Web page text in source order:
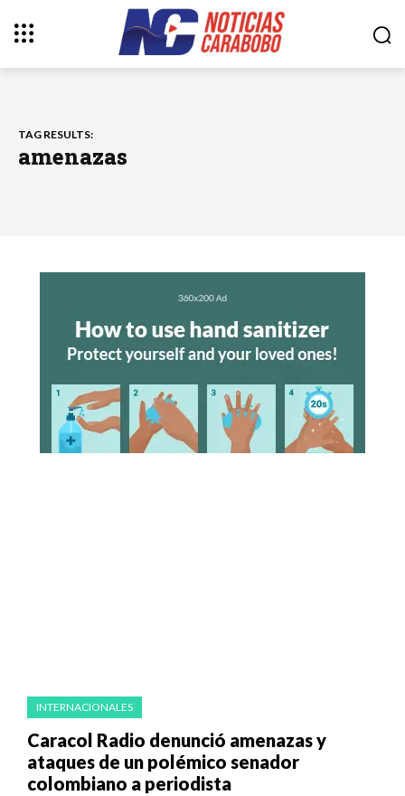
TAG RESULTS:
amenazas
INTERNACIONALES
Caracol Radio denunció amenazas y
ataques de un polémico senador
colombiano a periodista